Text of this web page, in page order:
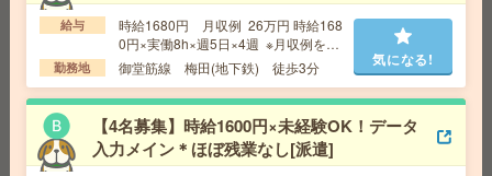
【電話なし】落ち着いた環境！長期！残業なし！17時台
定時！事務のお仕事[派遣]
給 与 時給1600円 月収例 224,000円
交通費 全額支給
勤務地 大正駅徒歩15分 ※自転車・バイクOKです
給与
時給1680円 月収例 26万円 時給168
0円×実働8h×週5日×4週 ※月収例を保
証するものではありません。※給与即
受取りサービス利用可（利用条件有）
勤務地 御堂筋線 梅田(地下鉄) 徒歩3分 気になる!
【4名募集】時給1600円×未経験OK！データ
入力メイン＊ほぼ残業なし[派遣]